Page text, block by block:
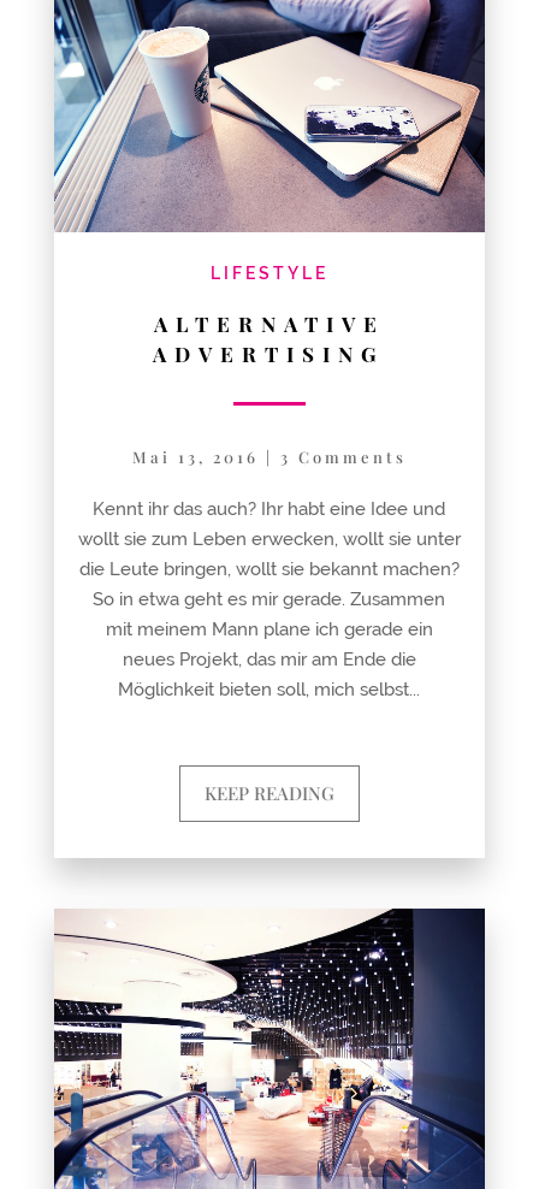
LIFESTYLE
ALTERNATIVE
ADVERTISING
Mai 13, 2016 | 3 Comments
Kennt ihr das auch? Ihr habt eine Idee und
wollt sie zum Leben erwecken, wollt sie unter
die Leute bringen, wollt sie bekannt machen?
So in etwa geht es mir gerade. Zusammen
mit meinem Mann plane ich gerade ein
neues Projekt, das mir am Ende die
Möglichkeit bieten soll, mich selbst...
KEEP READING